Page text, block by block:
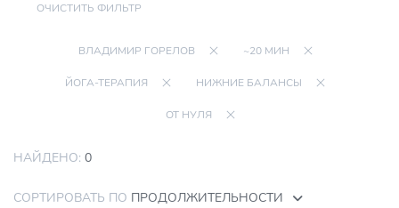
ОЧИСТИТЬ ФИЛЬТР
ВЛАДИМИР ГОРЕЛОВ ~20 МИН
ЙОГА-ТЕРАПИЯ НИЖНИЕ БАЛАНСЫ
ОТ НУЛЯ
НАЙДЕНО: 0
СОРТИРОВАТЬ ПО ПРОДОЛЖИТЕЛЬНОСТИ